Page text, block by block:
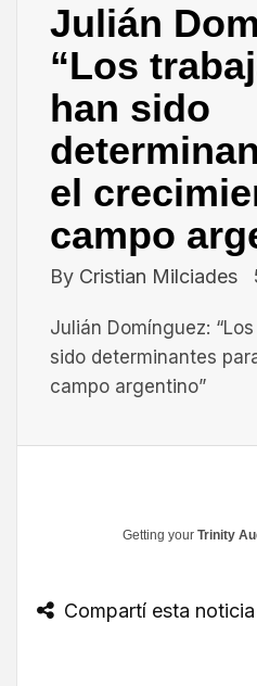
Julián
“Los
han sido
el
campo
By Cristian Milciades
Julián Domínguez:
sido determinantes
campo argentino”
Getting your Trinity
Compartí esta noticia